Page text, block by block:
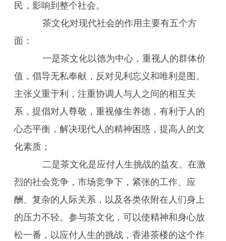
民，影响到整个社会。
茶文化对现代社会的作用主要有五个方
面：
一是茶文化以德为中心，重视人的群体价
值，倡导无私奉献，反对见利忘义和唯利是图。
主张义重于利，注重协调人与人之间的相互关
系，提倡对人尊敬，重视修生养德，有利于人的
心态平衡，解决现代人的精神困惑，提高人的文
化素质；
二是茶文化是应付人生挑战的益友。在激
烈的社会竞争，市场竞争下，紧张的工作、应
酬、复杂的人际关系，以及各类依附在人们身上
的压力不轻。参与茶文化，可以使精神和身心放
松一番，以应付人生的挑战，香港茶楼的这个作